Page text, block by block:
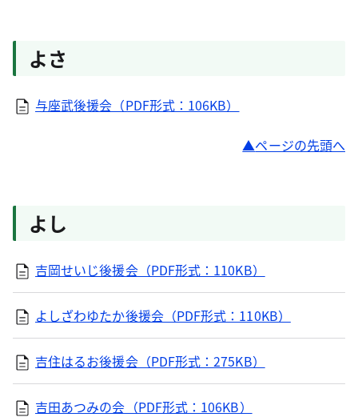
よさ
与座武後援会（PDF形式：106KB）
ページの先頭へ
よし
吉岡せいじ後援会（PDF形式：110KB）
よしざわゆたか後援会（PDF形式：110KB）
吉住はるお後援会（PDF形式：275KB）
吉田あつみの会（PDF形式：106KB）